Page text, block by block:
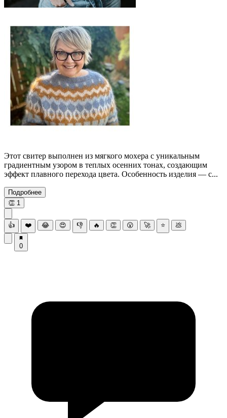
Этот свитер выполнен из мягкого мохера с уникальным
градиентным узором в теплых осенних тонах, создающим
эффект плавного перехода цвета. Особенность изделия — с...
Подробнее
👏 1
👍 ❤️ 😂 😍 👎 🔥 👏 😮 🚀 ⭐ 💩
0